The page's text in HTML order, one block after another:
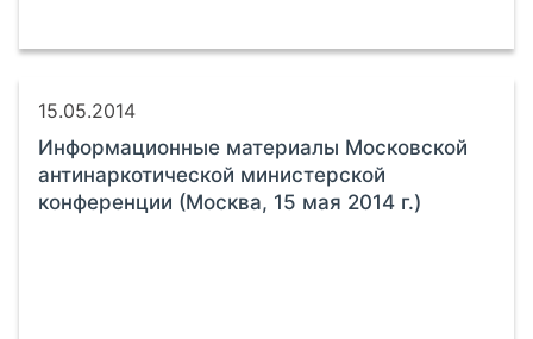
15.05.2014
Информационные материалы Московской
антинаркотической министерской
конференции (Москва, 15 мая 2014 г.)